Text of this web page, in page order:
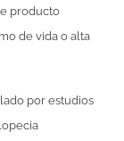
producto
de vida o alta
por estudios